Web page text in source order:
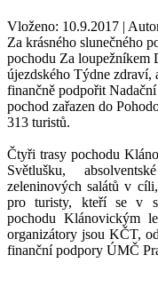
Vloženo: 10.9.2017 |
Za krásného slunečného
pochodu Za loupežníkem
újezdského Týdne zdraví,
finančně podpořit
pochod zařazen do
313 turistů.
Čtyři trasy pochodu
Světlušku,
zeleninových salátů v
pro turisty, kteří se v
pochodu Klánovickým
organizátory jsou KČT,
finanční podpory ÚMČ